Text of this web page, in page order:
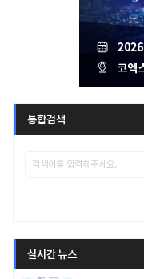
통합검색
실시간 뉴스